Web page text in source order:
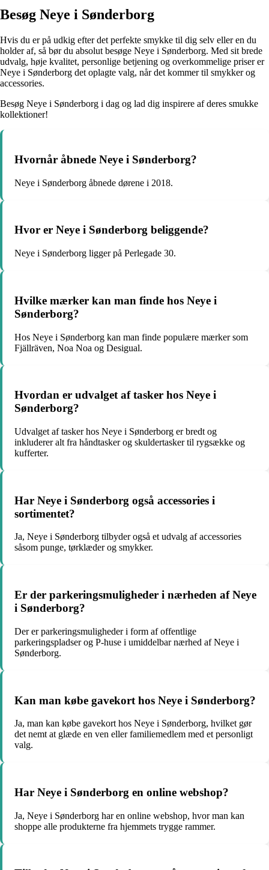
Besøg Neye i Sønderborg
Hvis du er på udkig efter det perfekte smykke til dig selv eller en du
holder af, så bør du absolut besøge Neye i Sønderborg. Med sit brede
udvalg, høje kvalitet, personlige betjening og overkommelige priser er
Neye i Sønderborg det oplagte valg, når det kommer til smykker og
accessories.
Besøg Neye i Sønderborg i dag og lad dig inspirere af deres smukke
kollektioner!
Hvornår åbnede Neye i Sønderborg?
Neye i Sønderborg åbnede dørene i 2018.
Hvor er Neye i Sønderborg beliggende?
Neye i Sønderborg ligger på Perlegade 30.
Hvilke mærker kan man finde hos Neye i
Sønderborg?
Hos Neye i Sønderborg kan man finde populære mærker som
Fjällräven, Noa Noa og Desigual.
Hvordan er udvalget af tasker hos Neye i
Sønderborg?
Udvalget af tasker hos Neye i Sønderborg er bredt og
inkluderer alt fra håndtasker og skuldertasker til rygsække og
kufferter.
Har Neye i Sønderborg også accessories i
sortimentet?
Ja, Neye i Sønderborg tilbyder også et udvalg af accessories
såsom punge, tørklæder og smykker.
Er der parkeringsmuligheder i nærheden af Neye
i Sønderborg?
Der er parkeringsmuligheder i form af offentlige
parkeringspladser og P-huse i umiddelbar nærhed af Neye i
Sønderborg.
Kan man købe gavekort hos Neye i Sønderborg?
Ja, man kan købe gavekort hos Neye i Sønderborg, hvilket gør
det nemt at glæde en ven eller familiemedlem med et personligt
valg.
Har Neye i Sønderborg en online webshop?
Ja, Neye i Sønderborg har en online webshop, hvor man kan
shoppe alle produkterne fra hjemmets trygge rammer.